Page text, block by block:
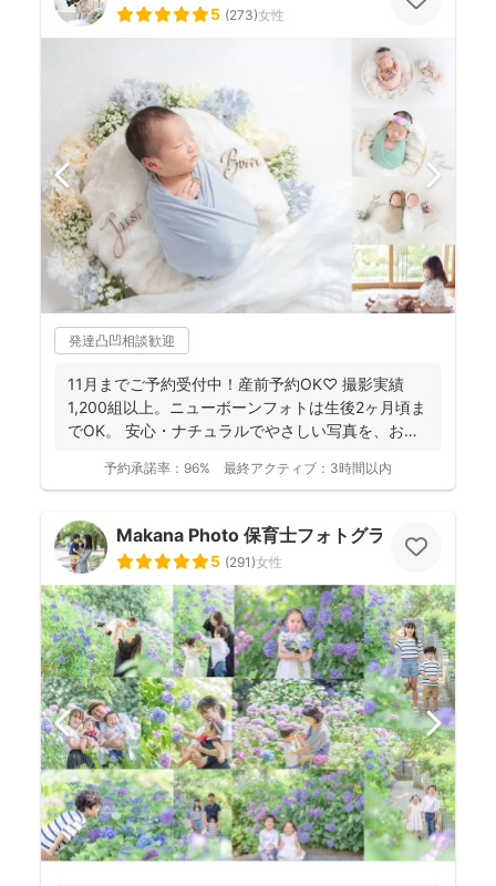
5 (273)女性
発達凸凹相談歓迎
11月までご予約受付中！産前予約OK♡ 撮影実績
1,200組以上。ニューボーンフォトは生後2ヶ月頃ま
でOK。 安心・ナチュラルでやさしい写真を、お子
予約承諾率： 96% 最終アクティブ： 3時間以内
Makana Photo 保育士フォトグラファー
5 (291)女性